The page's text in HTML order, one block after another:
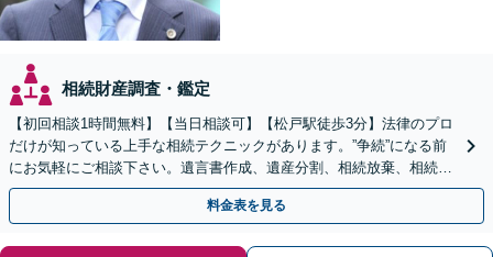
相続財産調査・鑑定
【初回相談1時間無料】【当日相談可】【松戸駅徒歩3分】法律のプロ
だけが知っている上手な相続テクニックがあります。”争続”になる前
にお気軽にご相談下さい。遺言書作成、遺産分割、相続放棄、相続税
のことなど弁護経験豊富です。
料金表を見る